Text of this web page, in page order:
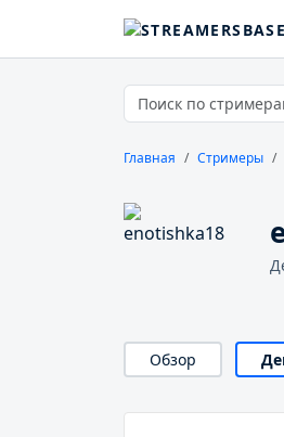
Главная Стримеры
Обзор